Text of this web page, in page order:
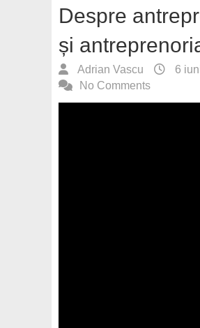
Despre
și
Adrian Vascu
6
No Comments